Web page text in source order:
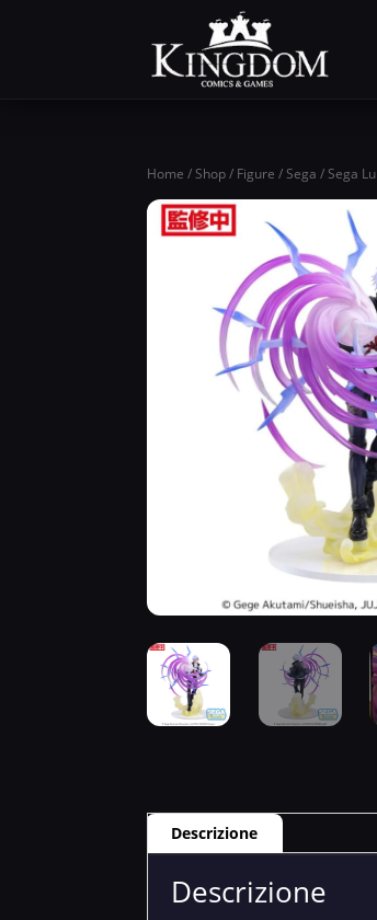
Home / Shop/ Figure / Sega / Sega
Descrizione
Descrizione